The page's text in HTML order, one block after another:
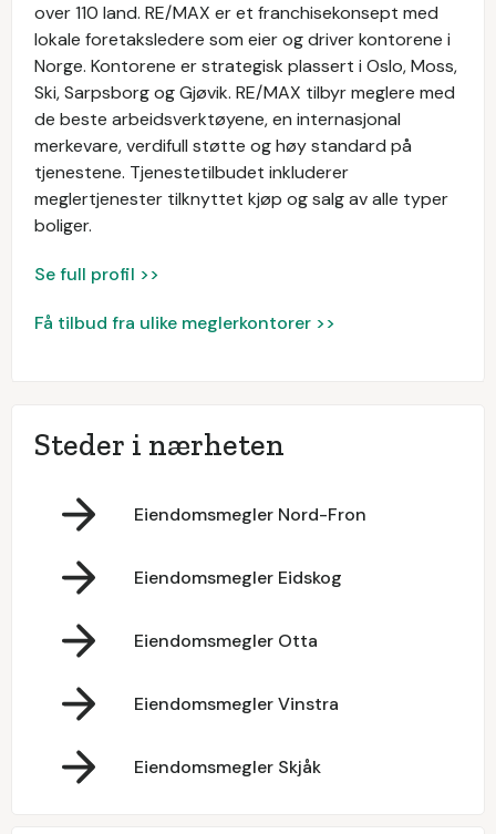
over 110 land. RE/MAX er et franchisekonsept med
lokale foretaksledere som eier og driver kontorene i
Norge. Kontorene er strategisk plassert i Oslo, Moss,
Ski, Sarpsborg og Gjøvik. RE/MAX tilbyr meglere med
de beste arbeidsverktøyene, en internasjonal
merkevare, verdifull støtte og høy standard på
tjenestene. Tjenestetilbudet inkluderer
meglertjenester tilknyttet kjøp og salg av alle typer
boliger.
Se full profil >>
Få tilbud fra ulike meglerkontorer >>
Steder i nærheten
Eiendomsmegler Nord-Fron
Eiendomsmegler Eidskog
Eiendomsmegler Otta
Eiendomsmegler Vinstra
Eiendomsmegler Skjåk